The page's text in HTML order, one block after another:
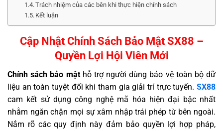
Trách nhiệm của các bên khi thực hiện chính sách
Kết luận
Cập Nhật Chính Sách Bảo Mật SX88 –
Quyền Lợi Hội Viên Mới
Chính sách bảo mậthỗ trợ người dùng bảo vệ toàn bộ dữ
liệu an toàn tuyệt đối khi tham gia giải trí trực tuyến. SX88
cam kết sử dụng công nghệ mã hóa hiện đại bậc nhất
nhằm ngăn chặn mọi sự xâm nhập trái phép từ bên ngoài.
Nắm rõ các quy định này đảm bảo quyền lợi hợp pháp,